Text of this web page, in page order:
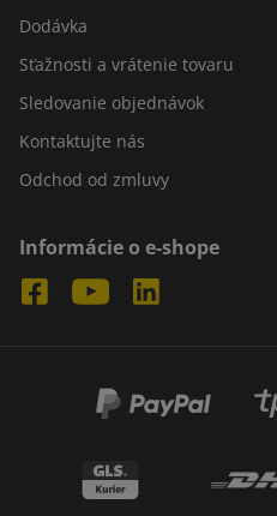
Dodávka
Sťažnosti a vrátenie tovaru
Sledovanie objednávok
Kontaktujte nás
Odchod od zmluvy
Informácie o e-shope